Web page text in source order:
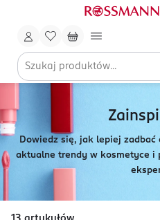
Dowiedz się, jak lepiej zadbać
aktualne trendy w kosmetyce i